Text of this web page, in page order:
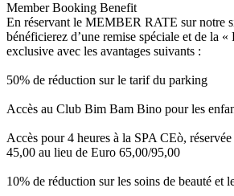
Member Booking Benefit
En réservant le MEMBER RATE sur notre
bénéficierez d’une remise spéciale et de la
exclusive avec les avantages suivants :
50% de réduction sur le tarif du parking
Accès au Club Bim Bam Bino pour les
Accès pour 4 heures à la SPA CEò,
45,00 au lieu de Euro 65,00/95,00
10% de réduction sur les soins de beauté et